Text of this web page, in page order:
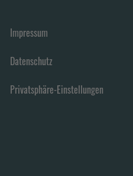
Impressum
Datenschutz
Privatsphäre-Einstellungen